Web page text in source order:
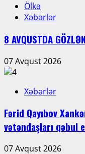
Ölkə
Xəbərlər
8 AVQUSTDA
07 Avqust 2026
Xəbərlər
Fərid Qayıbov
vətəndaşları qəbul
07 Avqust 2026